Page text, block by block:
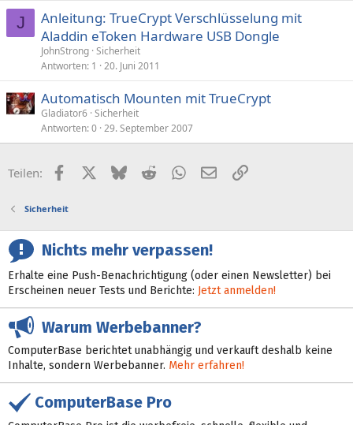
J
Anleitung: TrueCrypt Verschlüsselung mit
Aladdin eToken Hardware USB Dongle
JohnStrong Sicherheit
Antworten 1 20. Juni 2011
Automatisch Mounten mit TrueCrypt
Gladiator6 Sicherheit
Antworten 0 29. September 2007
Teilen: FacebookX (Twitter)
BlueskyRedditWhatsApp
E-MailLink
Sicherheit
Nichts mehr verpassen!
Erhalte eine Push-Benachrichtigung (oder einen Newsletter) bei
Erscheinen neuer Tests und Berichte: Jetzt anmelden!
Warum Werbebanner?
ComputerBase berichtet unabhängig und verkauft deshalb keine
Inhalte, sondern Werbebanner. Mehr erfahren!
ComputerBase Pro